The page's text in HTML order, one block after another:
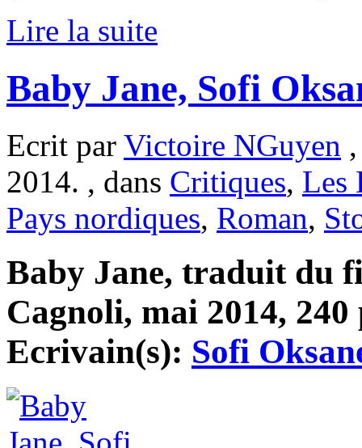
Lire la suite
Baby Jane, Sofi
Ecrit par Victoire NGuyen
2014. , dans Critiques, Les
Pays nordiques, Roman,
Baby Jane, traduit du
Cagnoli, mai 2014, 240
Ecrivain(s): Sofi